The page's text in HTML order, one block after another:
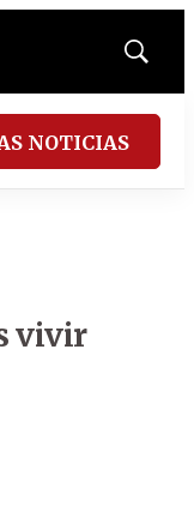
Mostrar
NOTICIAS
vivir